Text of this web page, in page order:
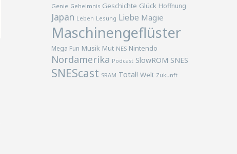
Genie Geheimnis Geschichte Glück Hoffnung
Japan Leben Lesung Liebe Magie
Maschinengeflüster
Mega Fun Musik Mut NES Nintendo
Nordamerika Podcast SlowROM SNES
SNEScast SRAM Total! Welt Zukunft